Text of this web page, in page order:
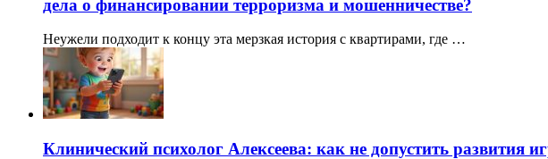
дела о финансировании терроризма и мошенничестве?
Неужели подходит к концу эта мерзкая история с квартирами, где …
Клинический психолог Алексеева: как не допустить развития